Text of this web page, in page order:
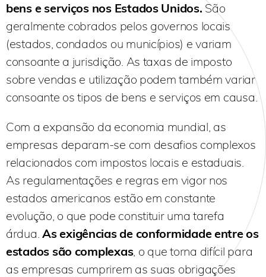
bens e serviços nos Estados Unidos. São
geralmente cobrados pelos governos locais
(estados, condados ou municípios) e variam
consoante a jurisdição. As taxas de imposto
sobre vendas e utilização podem também variar
consoante os tipos de bens e serviços em causa.
Com a expansão da economia mundial, as
empresas deparam-se com desafios complexos
relacionados com impostos locais e estaduais.
As regulamentações e regras em vigor nos
estados americanos estão em constante
evolução, o que pode constituir uma tarefa
árdua.As exigências de conformidade entre os
estados são complexas, o que torna difícil para
as empresas cumprirem as suas obrigações